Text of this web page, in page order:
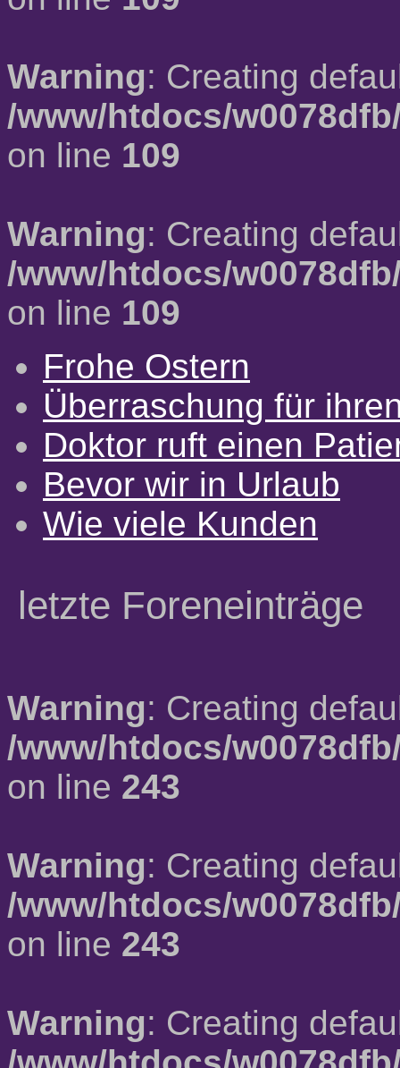
Warning: Creating
/www/htdocs/
on line 109
Warning: Creating
/www/htdocs/
on line 109
Frohe Ostern
Überraschung für
Doktor ruft einen
Bevor wir in Urlaub
Wie viele Kunden
letzte Foreneinträge
Warning: Creating
/www/htdocs/
on line 243
Warning: Creating
/www/htdocs/
on line 243
Warning: Creating